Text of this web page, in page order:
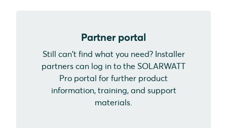
Partner portal
Still can't find what you need? Installer
partners can log in to the SOLARWATT
Pro portal for further product
information, training, and support
materials.